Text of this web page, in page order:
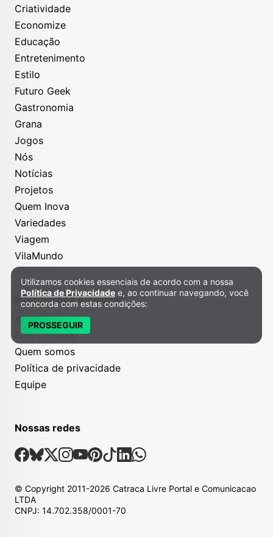
Criatividade
Economize
Educação
Entretenimento
Estilo
Futuro Geek
Gastronomia
Grana
Jogos
Nós
Notícias
Projetos
Quem Inova
Variedades
Viagem
VilaMundo
Informações Adicionais
Anuncie
Fale Conosco
Quem somos
Política de privacidade
Equipe
Nossas redes
Nossas Redes Sociais
Facebook
Bsky
X Instagram
Youtube
Pinterest
TiktokLinkedin
Whatsapp
© Copyright 2011-2026 Catraca Livre Portal e Comunicacao
LTDA
CNPJ: 14.702.358/0001-70
Política de Privacidade e Cookies
Utilizamos cookies essenciais de acordo com a nossa
Política de Privacidade e, ao continuar navegando, você
concorda com estas condições:
PROSSEGUIR